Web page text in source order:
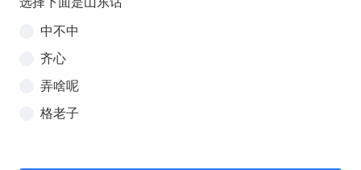
中不中
齐心
弄啥呢
格老子